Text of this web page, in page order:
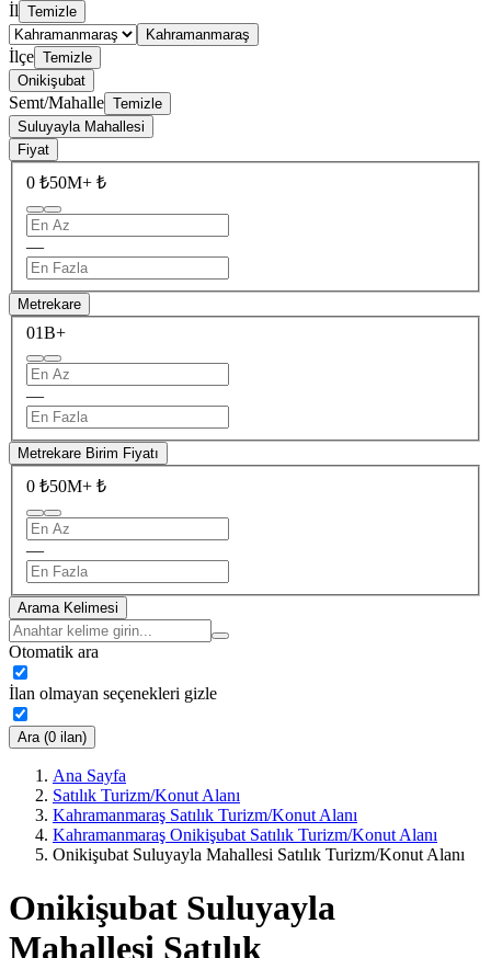
İl Temizle
Kahramanmaraş
İlçe Temizle
Onikişubat
Semt/Mahalle Temizle
Suluyayla Mahallesi
Fiyat
0 ₺50M+ ₺
—
Metrekare
01B+
—
Metrekare Birim Fiyatı
0 ₺50M+ ₺
—
Arama Kelimesi
Otomatik ara
İlan olmayan seçenekleri gizle
Ara (0 ilan)
Ana Sayfa
Satılık Turizm/Konut Alanı
Kahramanmaraş Satılık Turizm/Konut Alanı
Kahramanmaraş Onikişubat Satılık Turizm/Konut Alanı
Onikişubat Suluyayla Mahallesi Satılık Turizm/Konut Alanı
Onikişubat Suluyayla
Mahallesi Satılık